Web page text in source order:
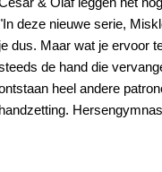
deze nieuwe serie,
je dus. Maar wat je ervoor
de hand die
heel andere
handzetting.